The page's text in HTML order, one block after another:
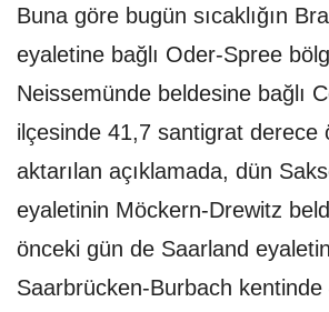
Buna göre bugün sıcaklığın
eyaletine bağlı Oder-Spree
Neissemünde beldesine bağlı
ilçesinde 41,7 santigrat derece
aktarılan açıklamada, dün
eyaletinin Möckern-Drewitz
önceki gün de Saarland
Saarbrücken-Burbach